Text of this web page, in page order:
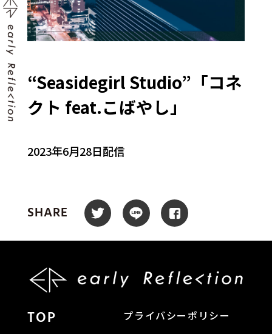
“Seasidegirl Studio”「コネ
クト feat.こばやし」
2023年6月28日配信
SHARE
TOP プライバシーポリシー